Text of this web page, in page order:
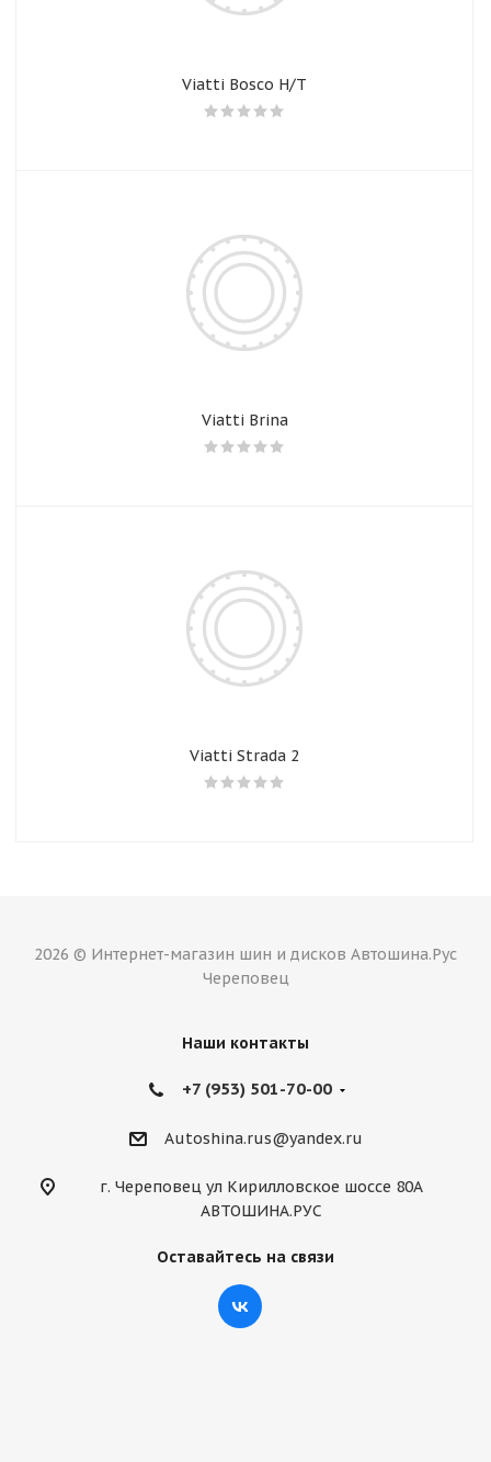
Viatti Bosco H/T
Viatti Brina
Viatti Strada 2
2026 © Интернет-магазин шин и дисков Автошина.Рус
Череповец
Наши контакты
+7 (953) 501-70-00
Autoshina.rus@yandex.ru
г. Череповец ул Кирилловское шоссе 80А
АВТОШИНА.РУС
Оставайтесь на связи